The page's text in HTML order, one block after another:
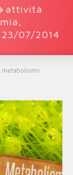
attività
,
23/07/2014
metabolismo